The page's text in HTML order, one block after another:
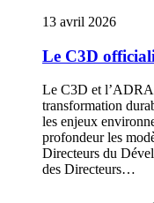
13 avril 2026
Le C3D
Le C3D et l’ADRA
transformation
les enjeux
profondeur les
Directeurs du
des Directeurs…